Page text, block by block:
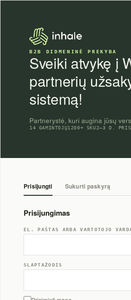
B2B DIDMENINĖ PREKYBA
Sveiki atvykę į
partnerių
sistemą!
Partnerystė, kuri augina jūsų
14 GAMINTOJŲ1200+ SKU2–3 D.
Prisijungti Sukurti paskyrą
Prisijungimas
EL. PAŠTAS ARBA VARTOTOJO
SLAPTAŽODIS